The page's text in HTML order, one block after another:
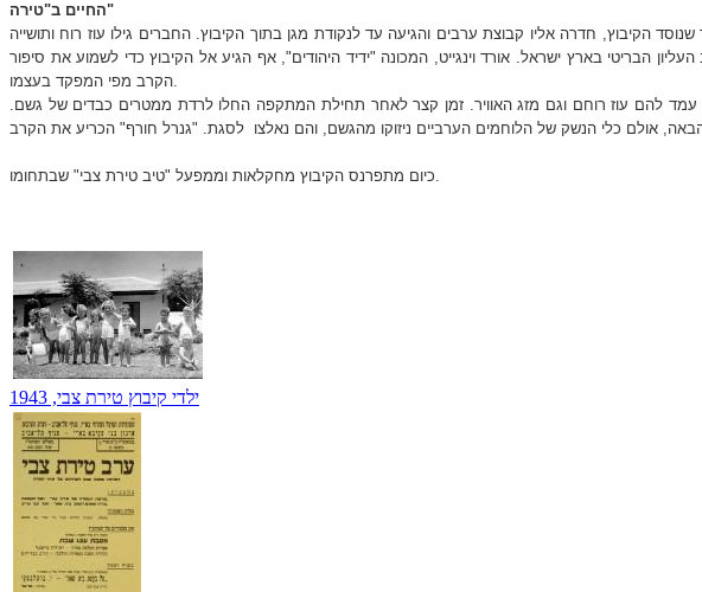
החיים ב"טירה"
הקיבוץ, חדרה אליו קבוצת ערבים והגיעה עד לנקודת מגן בתוך הקיבוץ. החברים גילו עוז רוח ותושייה
הבריטי בארץ ישראל. אורד וינגייט, המכונה "ידיד היהודים", אף הגיע אל הקיבוץ כדי לשמוע את סיפור
הקרב מפי המפקד בעצמו.
קאוקג'י. בהתקפה זו עמד להם עוז רוחם וגם מזג האוויר. זמן קצר לאחר תחילת המתקפה החלו לרדת ממטרים כבדים של גשם.
כיום מתפרנס הקיבוץ מחקלאות וממפעל "טיב טירת צבי" שבתחומו.
ילדי קיבוץ טירת צבי, 1943